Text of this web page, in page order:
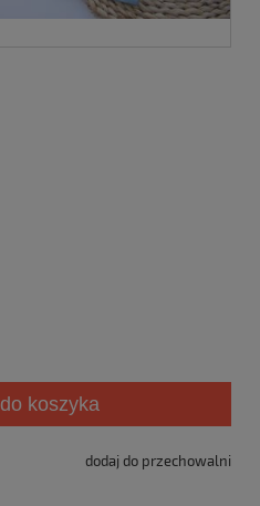
do koszyka
dodaj do przechowalni